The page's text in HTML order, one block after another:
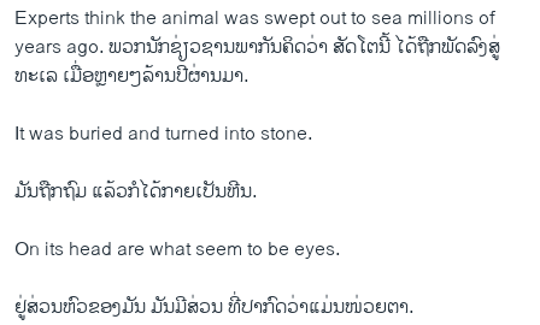
Experts think the animal was swept out to sea millions of
years ago. ພວກນັກຊ່ຽວຊານພາກັນຄິດວ່າ ສັດໂຕນີ້ ໄດ້ຖືກພັດລົງສູ່
ທະເລ ເມື່ອຫຼາຍໆລ້ານປີຜ່ານມາ.
It was buried and turned into stone.
ມັນຖືກຖົມ ແລ້ວກໍໄດ້ກາຍເປັນຫີນ.
On its head are what seem to be eyes.
ຢູ່ສ່ວນຫົວຂອງມັນ ມັນມີສ່ວນ ທີ່ປາກົດວ່າແມ່ນໜ່ວຍຕາ.